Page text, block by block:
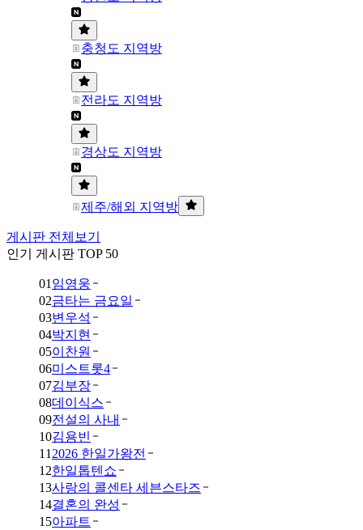
충청도 지역방
전라도 지역방
경상도 지역방
제주/해외 지역방
게시판 전체보기
인기 게시판 TOP 50
01 임영웅
02금타는 금요일
03변우석
04박지현
05이찬원
06미스트롯4
07김부장
08데이식스
09전설의 사내
10김용빈
11 2026 한일가왕전
12한일톱텐쇼
13사랑의 콜센타 세븐스타즈
14결혼의 완성
15아파트